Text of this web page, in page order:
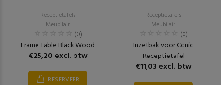
Receptietafels
Meubilair
(0)
Frame Table Black Wood
€25,20 excl. btw
RESERVEER
Receptietafels
Meubilair
(0)
Inzetbak voor Conic
Receptietafel
€11,03 excl. btw